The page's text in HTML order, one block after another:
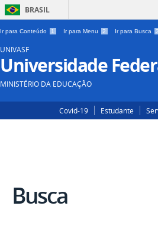
BRASIL
Ir para Conteúdo 1 Ir para Menu 2 Ir para Busca 3
UNIVASF
Universidade
MINISTÉRIO DA EDUCAÇÃO
Covid-19 Estudante
Busca